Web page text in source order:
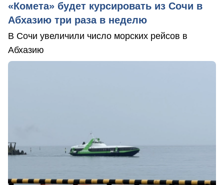
«Комета» будет курсировать из Сочи в
Абхазию три раза в неделю
В Сочи увеличили число морских рейсов в
Абхазию